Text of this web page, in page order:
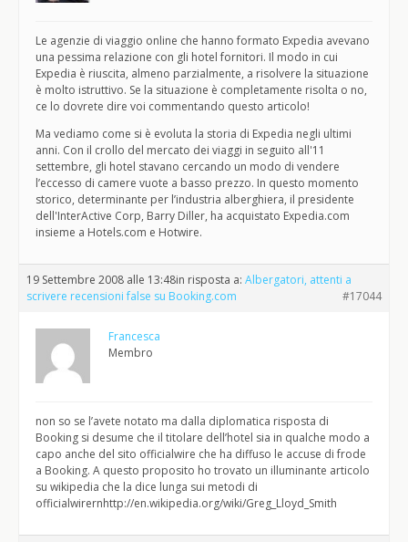
Le agenzie di viaggio online che hanno formato Expedia avevano
una pessima relazione con gli hotel fornitori. Il modo in cui
Expedia è riuscita, almeno parzialmente, a risolvere la situazione
è molto istruttivo. Se la situazione è completamente risolta o no,
ce lo dovrete dire voi commentando questo articolo!
Ma vediamo come si è evoluta la storia di Expedia negli ultimi
anni. Con il crollo del mercato dei viaggi in seguito all'11
settembre, gli hotel stavano cercando un modo di vendere
l’eccesso di camere vuote a basso prezzo. In questo momento
storico, determinante per l’industria alberghiera, il presidente
dell'InterActive Corp, Barry Diller, ha acquistato Expedia.com
insieme a Hotels.com e Hotwire.
19 Settembre 2008 alle 13:48in risposta a: Albergatori, attenti a
scrivere recensioni false su Booking.com
#17044
Francesca
Membro
non so se l’avete notato ma dalla diplomatica risposta di
Booking si desume che il titolare dell’hotel sia in qualche modo a
capo anche del sito officialwire che ha diffuso le accuse di frode
a Booking. A questo proposito ho trovato un illuminante articolo
su wikipedia che la dice lunga sui metodi di
officialwirernhttp://en.wikipedia.org/wiki/Greg_Lloyd_Smith